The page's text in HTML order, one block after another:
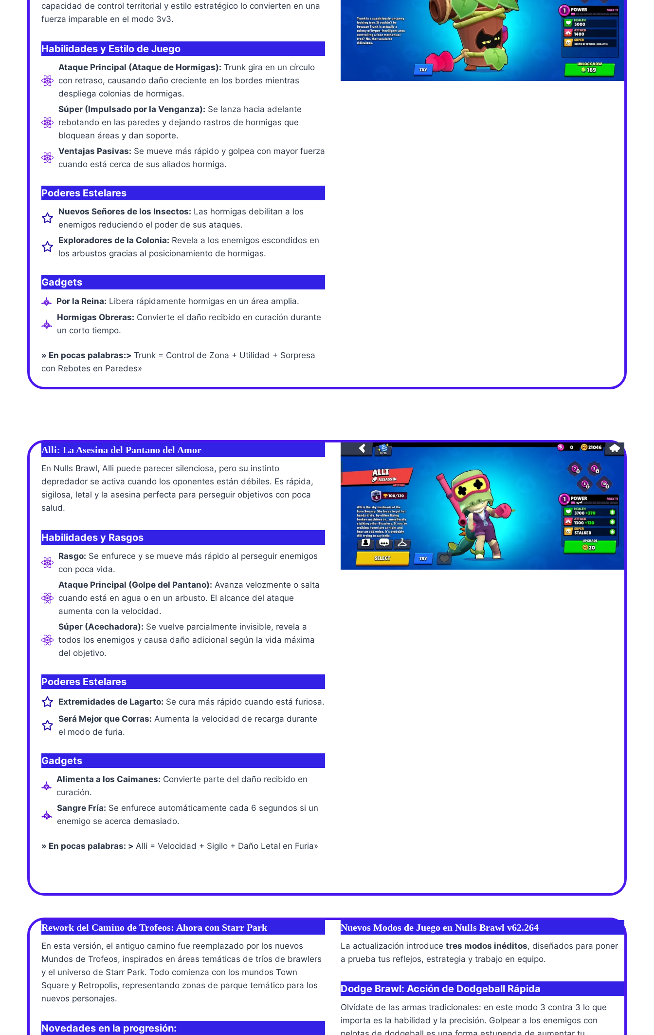
capacidad de control territorial y estilo estratégico lo convierten en una
fuerza imparable en el modo 3v3.
Habilidades y Estilo de Juego
Ataque Principal (Ataque de Hormigas): Trunk gira en un círculo
con retraso, causando daño creciente en los bordes mientras
despliega colonias de hormigas.
Súper (Impulsado por la Venganza): Se lanza hacia adelante
rebotando en las paredes y dejando rastros de hormigas que
bloquean áreas y dan soporte.
Ventajas Pasivas: Se mueve más rápido y golpea con mayor fuerza
cuando está cerca de sus aliados hormiga.
Poderes Estelares
Nuevos Señores de los Insectos: Las hormigas debilitan a los
enemigos reduciendo el poder de sus ataques.
Exploradores de la Colonia: Revela a los enemigos escondidos en
los arbustos gracias al posicionamiento de hormigas.
Gadgets
Por la Reina: Libera rápidamente hormigas en un área amplia.
Hormigas Obreras: Convierte el daño recibido en curación durante
un corto tiempo.
» En pocas palabras:> Trunk = Control de Zona + Utilidad + Sorpresa
con Rebotes en Paredes»
Alli: La Asesina del Pantano del Amor
En Nulls Brawl, Alli puede parecer silenciosa, pero su instinto
depredador se activa cuando los oponentes están débiles. Es rápida,
sigilosa, letal y la asesina perfecta para perseguir objetivos con poca
salud.
Habilidades y Rasgos
Rasgo: Se enfurece y se mueve más rápido al perseguir enemigos
con poca vida.
Ataque Principal (Golpe del Pantano): Avanza velozmente o salta
cuando está en agua o en un arbusto. El alcance del ataque
aumenta con la velocidad.
Súper (Acechadora): Se vuelve parcialmente invisible, revela a
todos los enemigos y causa daño adicional según la vida máxima
del objetivo.
Poderes Estelares
Extremidades de Lagarto: Se cura más rápido cuando está furiosa.
Será Mejor que Corras: Aumenta la velocidad de recarga durante
el modo de furia.
Gadgets
Alimenta a los Caimanes: Convierte parte del daño recibido en
curación.
Sangre Fría: Se enfurece automáticamente cada 6 segundos si un
enemigo se acerca demasiado.
» En pocas palabras: > Alli = Velocidad + Sigilo + Daño Letal en Furia»
Rework del Camino de Trofeos: Ahora con Starr Park
En esta versión, el antiguo camino fue reemplazado por los nuevos
Mundos de Trofeos, inspirados en áreas temáticas de tríos de brawlers
y el universo de Starr Park. Todo comienza con los mundos Town
Square y Retropolis, representando zonas de parque temático para los
nuevos personajes.
Novedades en la progresión:
Nuevos Modos de Juego en Nulls Brawl v62.264
La actualización introduce tres modos inéditos, diseñados para poner
a prueba tus reflejos, estrategia y trabajo en equipo.
Dodge Brawl: Acción de Dodgeball Rápida
Olvídate de las armas tradicionales: en este modo 3 contra 3 lo que
importa es la habilidad y la precisión. Golpear a los enemigos con